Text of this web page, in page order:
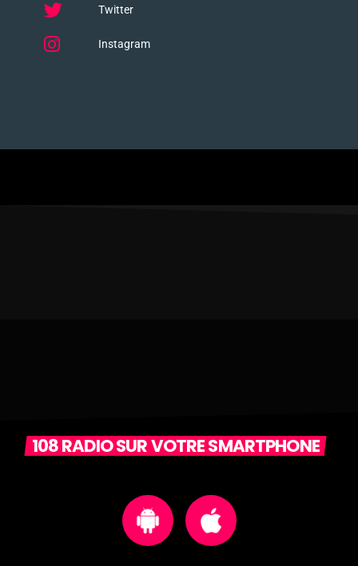
Twitter
Instagram
108 RADIO SUR VOTRE SMARTPHONE